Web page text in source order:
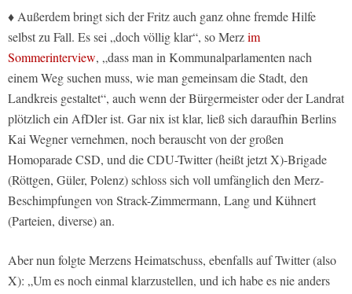
♦ Außerdem bringt sich der Fritz auch ganz ohne fremde Hilfe
selbst zu Fall. Es sei „doch völlig klar“, so Merzim
Sommerinterview, „dass man in Kommunalparlamenten nach
einem Weg suchen muss, wie man gemeinsam die Stadt, den
Landkreis gestaltet“, auch wenn der Bürgermeister oder der Landrat
plötzlich ein AfDler ist. Gar nix ist klar, ließ sich daraufhin Berlins
Kai Wegner vernehmen, noch berauscht von der großen
Homoparade CSD, und die CDU-Twitter (heißt jetzt X)-Brigade
(Röttgen, Güler, Polenz) schloss sich voll umfänglich den Merz-
Beschimpfungen von Strack-Zimmermann, Lang und Kühnert
(Parteien, diverse) an.
Aber nun folgte Merzens Heimatschuss, ebenfalls auf Twitter (also
X): „Um es noch einmal klarzustellen, und ich habe es nie anders